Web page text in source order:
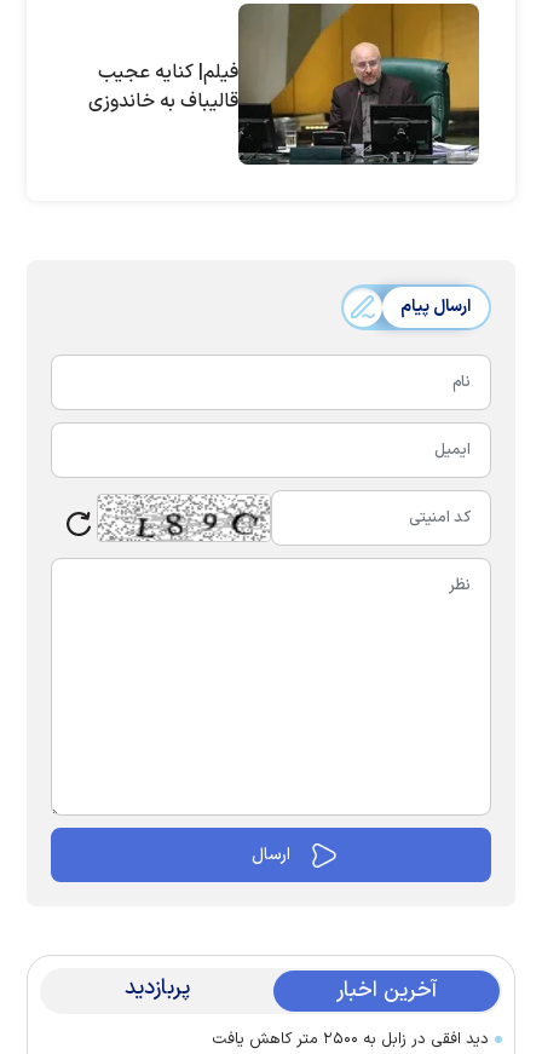
فیلم| کنایه عجیب
قالیباف به خاندوزی
ارسال پیام
آخرین اخبار پربازدید
دید افقی در زابل به ۲۵۰۰ متر کاهش یافت